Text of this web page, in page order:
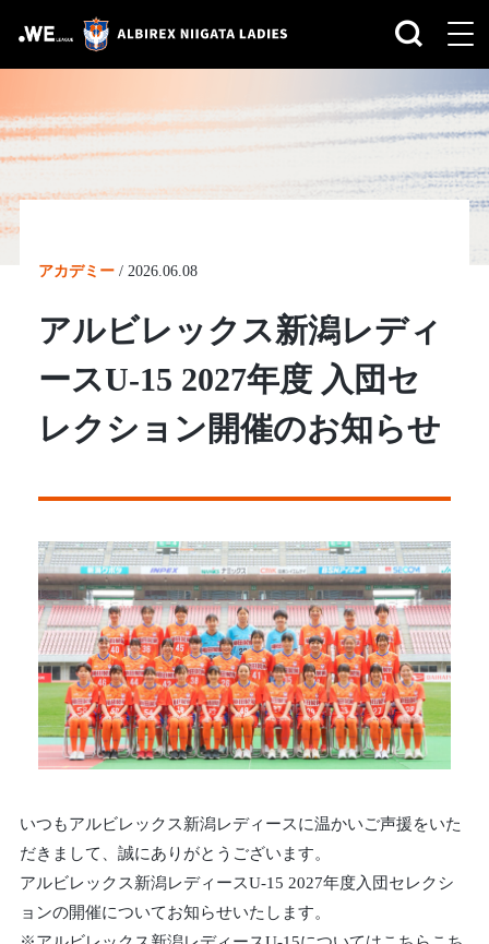
アカデミー / 2026.06.08
アルビレックス新潟レディ
ースU-15 2027年度 入団セ
レクション開催のお知らせ
いつもアルビレックス新潟レディースに温かいご声援をいた
だきまして、誠にありがとうございます。
アルビレックス新潟レディースU-15 2027年度入団セレクシ
ョンの開催についてお知らせいたします。